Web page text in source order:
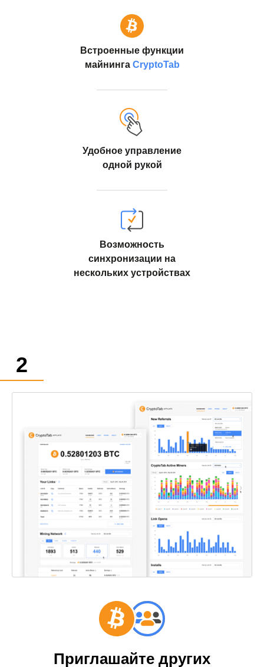
Встроенные функции
майнинга CryptoTab
Удобное управление
одной рукой
Возможность
синхронизации на
нескольких устройствах
Приглашайте других